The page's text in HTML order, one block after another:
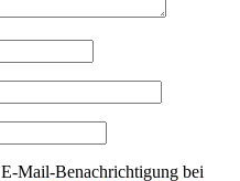
E-Mail-Benachrichtigung bei